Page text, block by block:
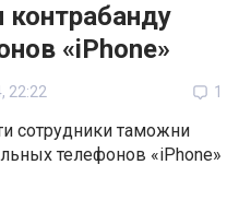
«iPhone»
22:22 1